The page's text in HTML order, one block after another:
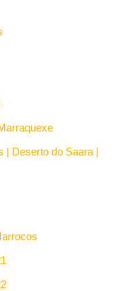
| Deserto do Saara |